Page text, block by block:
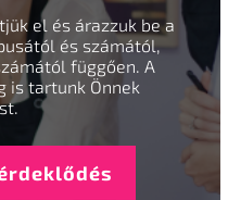
el és árazzuk be a
és számától,
függően. A
is tartunk Önnek